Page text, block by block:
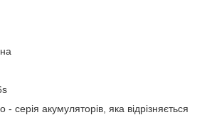
серія акумуляторів, яка відрізняється